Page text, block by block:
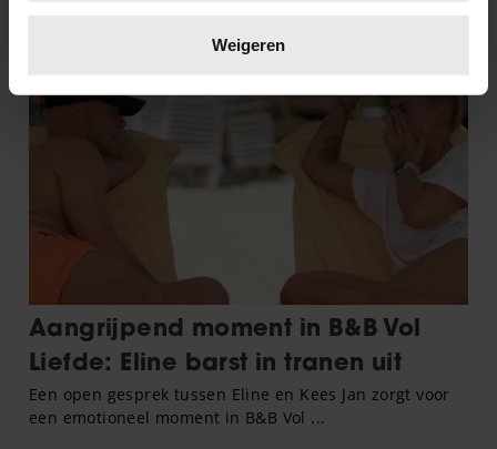
verwerkt en stel uw voorkeuren in het
intrekken in de Cookieverklaring.
personaliseren, om functies voor social media te bieden
en om ons websiteverkeer te analyseren. Ook delen we
partners kunnen deze gegevens combineren met andere
informatie die u aan ze heeft verstrekt of die ze hebben
verzameld op basis van uw gebruik van hun services. U
gaat akkoord met onze cookies als u onze website blijft
gebruiken.
Weigeren